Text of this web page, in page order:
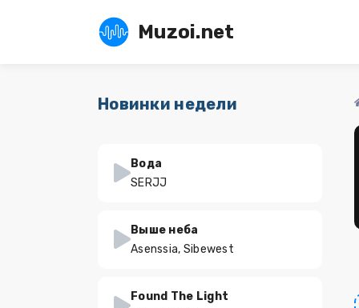
Muzoi.net
Новинки недели
Вода
SERJJ
Выше неба
Asenssia, Sibewest
Found The Light